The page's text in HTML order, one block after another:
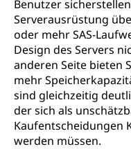
Benutzer
Serverausrüstung
oder mehr SAS-
Design des Servers
anderen Seite bieten
mehr
sind gleichzeitig
der sich als
Kaufentscheidungen
werden müssen.